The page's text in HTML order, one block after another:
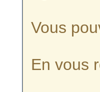
Vous
En vous